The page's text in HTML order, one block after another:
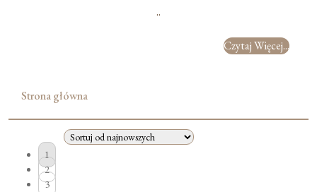
Kontakt
Moje konto
..
Czytaj Więcej...
Strona główna
1
2
3